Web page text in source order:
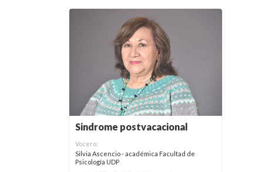
Sindrome postvacacional
Vocero:
Silvia Ascencio - académica Facultad de
Psicología UDP